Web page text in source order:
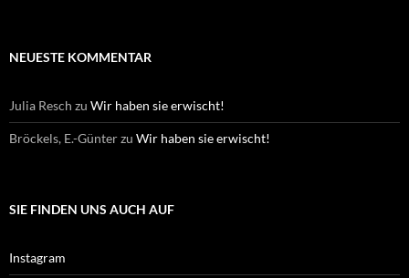
NEUESTE KOMMENTAR
Julia Resch zu Wir haben sie erwischt!
Bröckels, E.-Günterzu Wir haben sie erwischt!
SIE FINDEN UNS AUCH AUF
Instagram